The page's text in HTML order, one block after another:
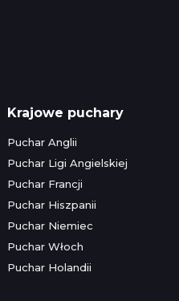
Krajowe puchary
Puchar Anglii
Puchar Ligi Angielskiej
Puchar Francji
Puchar Hiszpanii
Puchar Niemiec
Puchar Włoch
Puchar Holandii